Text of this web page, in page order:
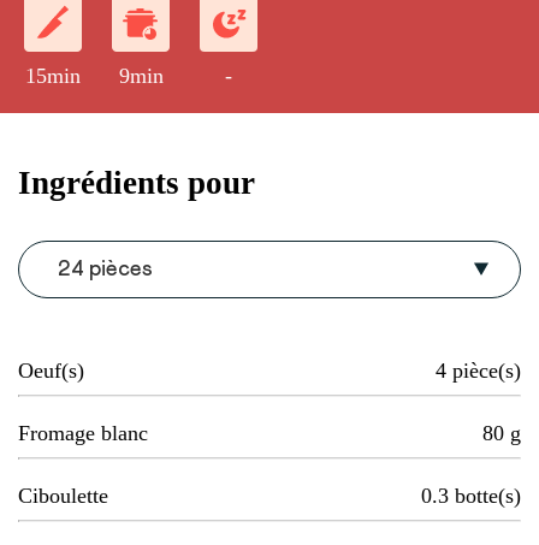
salade ou se servir à l'apéritif.
15min 9min -
Ingrédients pour
24 pièces
Oeuf(s) 4 pièce(s)
Fromage blanc 80 g
Ciboulette 0.3 botte(s)